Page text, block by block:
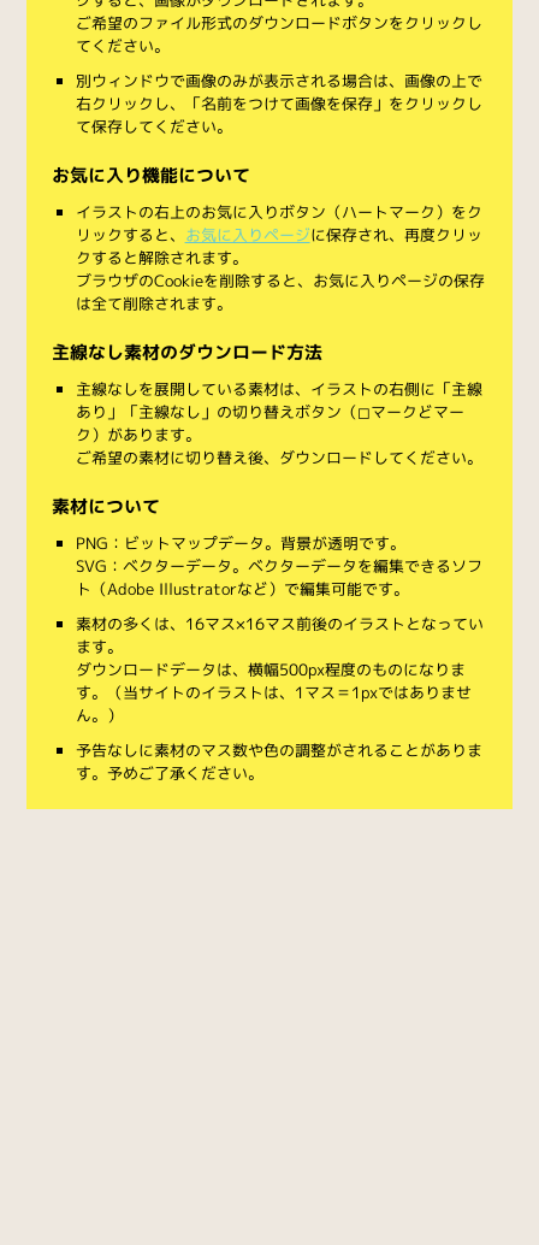
ご希望のファイル形式のダウンロードボタンをクリックし
てください。
別ウィンドウで画像のみが表示される場合は、画像の上で
右クリックし、「名前をつけて画像を保存」をクリックし
て保存してください。
お気に入り機能について
イラストの右上のお気に入りボタン（ハートマーク）をク
リックすると、 お気に入りページに保存され、再度クリッ
クすると解除されます。
ブラウザのCookieを削除すると、お気に入りページの保存
は全て削除されます。
主線なし素材のダウンロード方法
主線なしを展開している素材は、イラストの右側に「主線
あり」「主線なし」の切り替えボタン（◻︎マークと◼︎マー
ク）があります。
ご希望の素材に切り替え後、ダウンロードしてください。
素材について
PNG：ビットマップデータ。背景が透明です。
SVG：ベクターデータ。ベクターデータを編集できるソフ
ト（Adobe Illustratorなど）で編集可能です。
素材の多くは、16マス×16マス前後のイラストとなってい
ます。
ダウンロードデータは、横幅500px程度のものになりま
す。（当サイトのイラストは、1マス＝1pxではありませ
ん。）
予告なしに素材のマス数や色の調整がされることがありま
す。予めご了承ください。